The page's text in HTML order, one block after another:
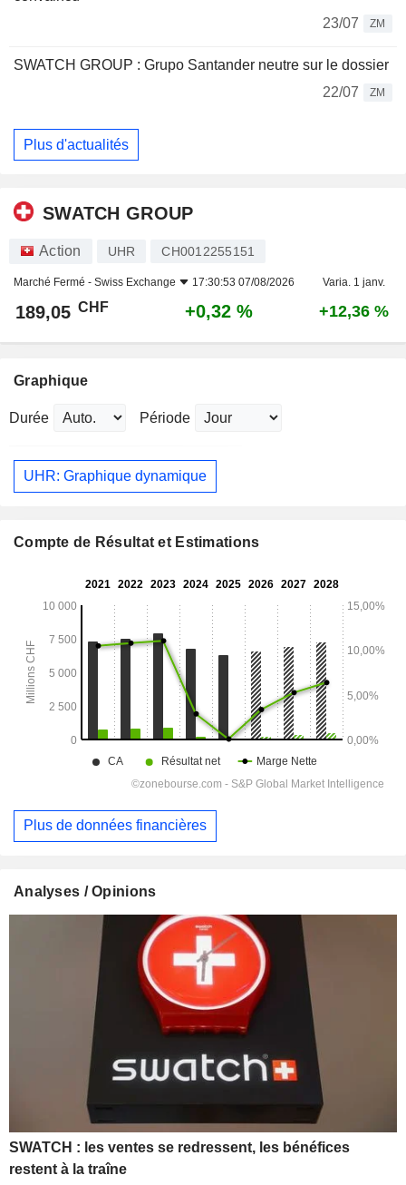
23/07
ZM
SWATCH GROUP : Grupo Santander neutre sur le dossier
22/07
ZM
Plus d'actualités
SWATCH GROUP
Action UHR CH0012255151
Marché Fermé - Swiss Exchange 17:30:53 07/08/2026 Varia. 1 janv.
189,05 CHF +0,32 % +12,36 %
Graphique
Durée Période
UHR: Graphique dynamique
Compte de Résultat et Estimations
Plus de données financières
Analyses / Opinions
SWATCH : les ventes se redressent, les bénéfices
restent à la traîne